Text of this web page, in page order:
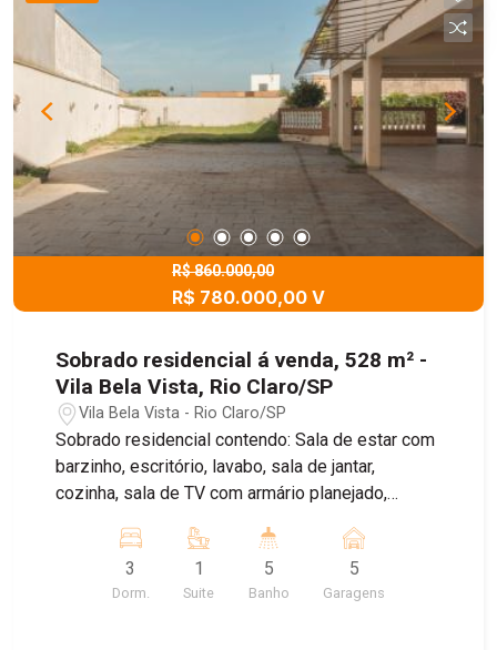
R$ 860.000,00
R$ 780.000,00 V
Sobrado residencial á venda, 528 m² -
Vila Bela Vista, Rio Claro/SP
Vila Bela Vista - Rio Claro/SP
Sobrado residencial contendo: Sala de estar com
barzinho, escritório, lavabo, sala de jantar,
cozinha, sala de TV com armário planejado,
com banheira. Oferece 12 vagas de garagem,
sendo 5 cobertas, área de serviço com
dormitório e banheiro de serviço, e área de lazer
3
Dorm.
1
Suite
5
Banho
5
Garagens